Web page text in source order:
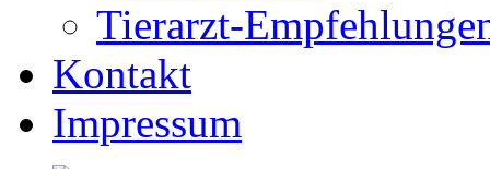
Tierarzt-
Kontakt
Impressum